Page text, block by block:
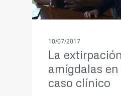
10/07/2017
La
amígdalas
caso clínico